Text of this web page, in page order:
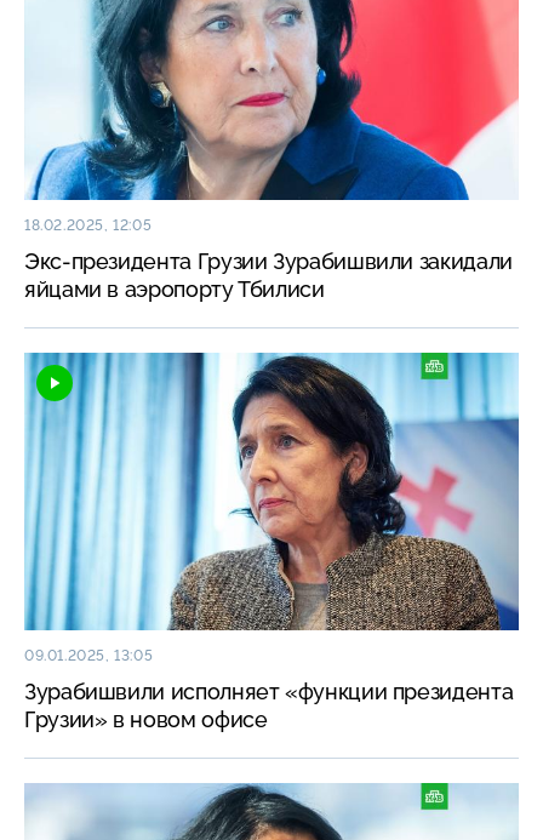
18.02.2025, 12:05
Экс-президента Грузии Зурабишвили закидали
яйцами в аэропорту Тбилиси
09.01.2025, 13:05
Зурабишвили исполняет «функции президента
Грузии» в новом офисе